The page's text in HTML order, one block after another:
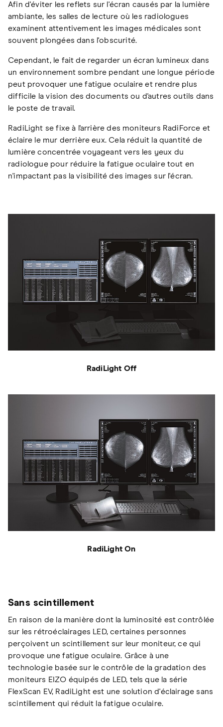
Afin d'éviter les reflets sur l'écran causés par la lumière
ambiante, les salles de lecture où les radiologues
examinent attentivement les images médicales sont
souvent plongées dans l'obscurité.
Cependant, le fait de regarder un écran lumineux dans
un environnement sombre pendant une longue période
peut provoquer une fatigue oculaire et rendre plus
difficile la vision des documents ou d'autres outils dans
le poste de travail.
RadiLight se fixe à l'arrière des moniteurs RadiForce et
éclaire le mur derrière eux. Cela réduit la quantité de
lumière concentrée voyageant vers les yeux du
radiologue pour réduire la fatigue oculaire tout en
n'impactant pas la visibilité des images sur l'écran.
RadiLight Off
RadiLight On
Sans scintillement
En raison de la manière dont la luminosité est contrôlée
sur les rétroéclairages LED, certaines personnes
perçoivent un scintillement sur leur moniteur, ce qui
provoque une fatigue oculaire. Grâce à une
technologie basée sur le contrôle de la gradation des
moniteurs EIZO équipés de LED, tels que la série
FlexScan EV, RadiLight est une solution d'éclairage sans
scintillement qui réduit la fatigue oculaire.